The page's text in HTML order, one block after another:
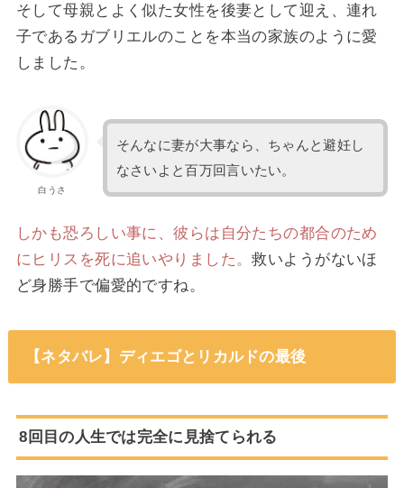
そして母親とよく似た女性を後妻として迎え、連れ
子であるガブリエルのことを本当の家族のように愛
しました。
白うさ
そんなに妻が大事なら、ちゃんと避妊し
なさいよと百万回言いたい。
しかも恐ろしい事に、彼らは自分たちの都合のため
にヒリスを死に追いやりました。救いようがないほ
ど身勝手で偏愛的ですね。
【ネタバレ】ディエゴとリカルドの最後
8回目の人生では完全に見捨てられる